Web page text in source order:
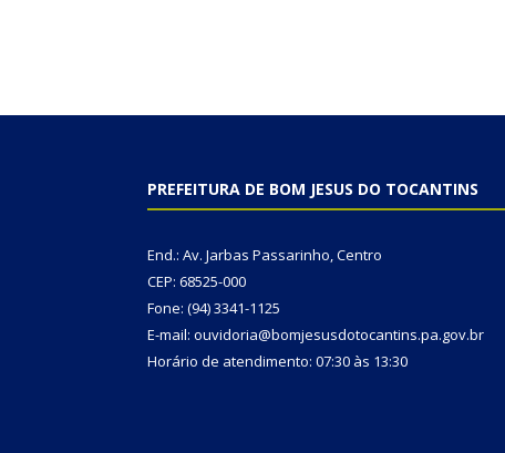
PREFEITURA DE BOM JESUS DO TOCANTINS
End.: Av. Jarbas Passarinho, Centro
CEP: 68525-000
Fone: (94) 3341-1125
E-mail: ouvidoria@bomjesusdotocantins.pa.gov.br
Horário de atendimento: 07:30 às 13:30